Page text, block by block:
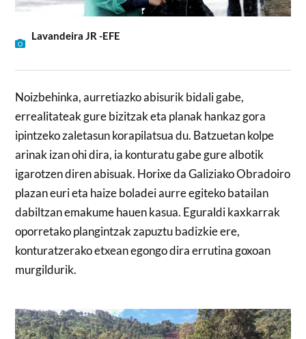
Lavandeira JR -EFE
Noizbehinka, aurretiazko abisurik bidali gabe,
errealitateak gure bizitzak eta planak hankaz gora
ipintzeko zaletasun korapilatsua du. Batzuetan kolpe
arinak izan ohi dira, ia konturatu gabe gure albotik
igarotzen diren abisuak. Horixe da Galiziako Obradoiro
plazan euri eta haize boladei aurre egiteko batailan
dabiltzan emakume hauen kasua. Eguraldi kaxkarrak
oporretako plangintzak zapuztu badizkie ere,
konturatzerako etxean egongo dira errutina goxoan
murgildurik.